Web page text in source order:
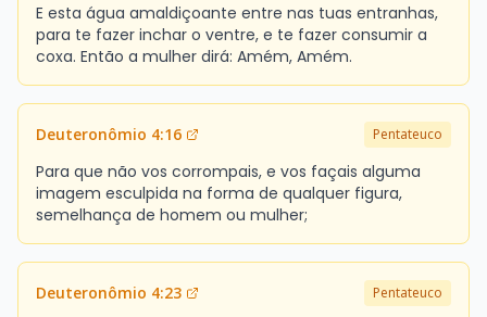
E esta água amaldiçoante entre nas tuas entranhas,
para te fazer inchar o ventre, e te fazer consumir a
coxa. Então a mulher dirá: Amém, Amém.
Deuteronômio 4:16 Pentateuco
Para que não vos corrompais, e vos façais alguma
imagem esculpida na forma de qualquer figura,
semelhança de homem ou mulher;
Deuteronômio 4:23 Pentateuco